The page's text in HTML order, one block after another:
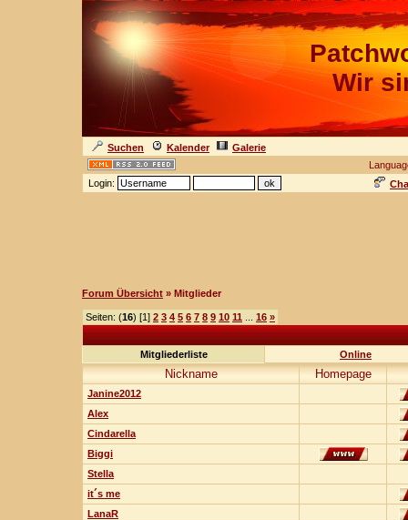
Wir
Suchen Kalender
Galerie
Login:
Forum Übersicht » Mitglieder
Seiten: (16) [1] 2 3 4 5 6 7 8 9 10 11 16 »
Mitgliederliste Online
Nickname Homepage
Janine2012
Alex
Cindarella
Biggi
Stella
it´s me
LanaR